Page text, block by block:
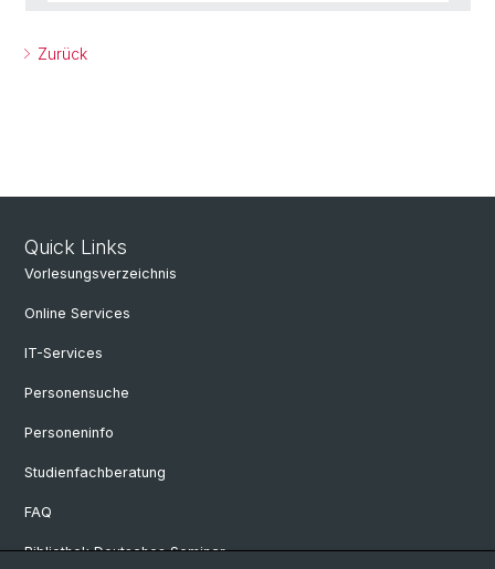
Zurück
Quick Links
Vorlesungsverzeichnis
Online Services
IT-Services
Personensuche
Personeninfo
Studienfachberatung
FAQ
Bibliothek Deutsches Seminar